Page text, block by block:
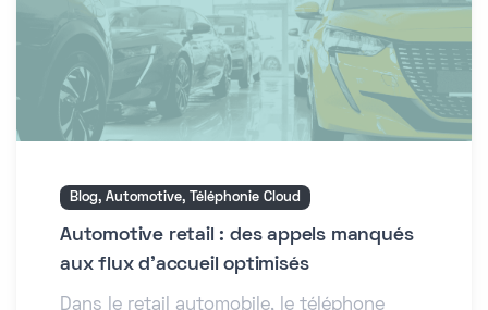
Blog, Automotive, Téléphonie Cloud
Automotive retail : des appels manqués
aux flux d'accueil optimisés
Dans le retail automobile, le téléphone